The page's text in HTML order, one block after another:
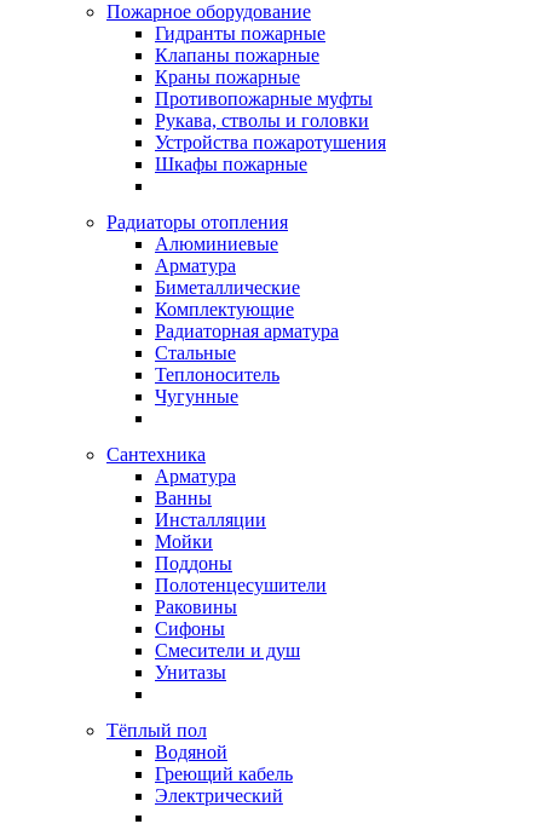
Пожарное оборудование
Гидранты пожарные
Клапаны пожарные
Краны пожарные
Противопожарные муфты
Рукава, стволы и головки
Устройства пожаротушения
Шкафы пожарные
Радиаторы отопления
Алюминиевые
Арматура
Биметаллические
Комплектующие
Радиаторная арматура
Стальные
Теплоноситель
Чугунные
Сантехника
Арматура
Ванны
Инсталляции
Мойки
Поддоны
Полотенцесушители
Раковины
Сифоны
Смесители и душ
Унитазы
Тёплый пол
Водяной
Греющий кабель
Электрический